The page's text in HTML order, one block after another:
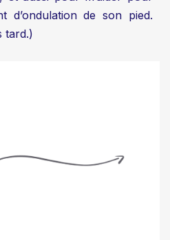
d’ondulation de son pied.
tard.)